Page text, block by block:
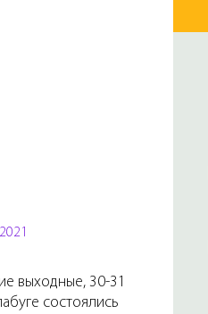
выходные, 30-31
состоялись